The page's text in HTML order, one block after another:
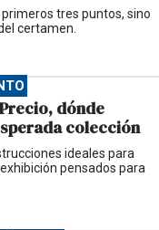
tres puntos, sino
certamen.
dónde
colección
ideales para
pensados para